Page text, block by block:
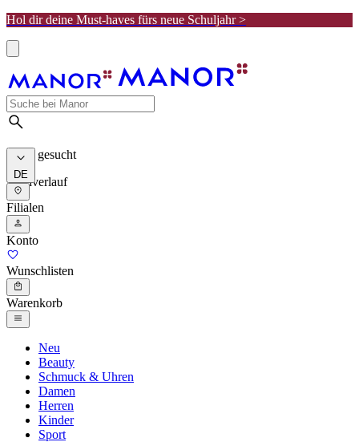
Hol dir deine Must-haves fürs neue Schuljahr >
Meist gesucht
Suchverlauf
DE
Filialen
Konto
Wunschlisten
Warenkorb
Neu
Beauty
Schmuck & Uhren
Damen
Herren
Kinder
Sport